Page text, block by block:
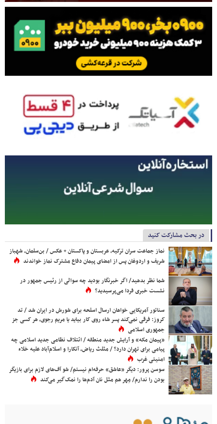
در بحث مشارکت کنید
نماز جماعت سران ترکیه، عربستان و پاکستان + عکس / بن‌سلمان، شهباز
شریف و اردوغان پس از امضای پیمان دفاع مشترک نماز خواندند
شما نظر بدهید/ اگر خبرنگار بودید چه سوالی از رئیس جمهور در
نشست خبری فردا می‌پرسیدید؟
سناتور آمریکایی خواهان ارسال اسلحه برای شورش در ایران شد / تد
کروز: فرقی نمی‌کند پسر شاه روی کار بیاید یا مریم رجوی، هر کسی جز
جمهوری اسلامی
«پیمان مکه» و آرایش جدید منطقه / ائتلاف نظامی جدید اسلامی چه
پیامی برای تهران دارد؟ / مثلث ریاض، آنکارا و اسلام‌آباد علیه خلاء
امنیتی غرب
سوسن پرور: دیگر «عاشق» حرفه‌ام نیستم/ شو آف‌های لازم برای بازیگر
بودن را ندارم/ مِهر هم مثل نان آدم‌ها را نمک‌گیر می‌کند